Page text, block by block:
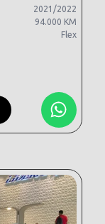
2021/2022
94.000 KM
Flex